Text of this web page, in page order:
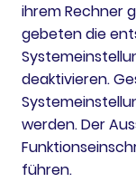
ihrem Rechner
gebeten die
deaktivieren.
werden. Der
führen.